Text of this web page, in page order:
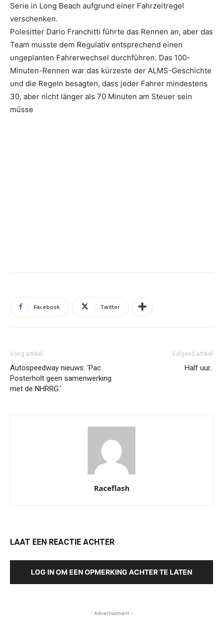
Serie in Long Beach aufgrund einer Fahrzeitregel
verschenken.
Polesitter Dario Franchitti führte das Rennen an, aber das
Team musste dem Regulativ entsprechend einen
ungeplanten Fahrerwechsel durchführen. Das 100-
Minuten-Rennen war das kürzeste der ALMS-Geschichte
und die Regeln besagten, dass jeder Fahrer mindestens
30, aber nicht länger als 70 Minuten am Steuer sein
müsse
Facebook Twitter
Vorig artikel
Autospeedway nieuws: ‘Pac
Posterholt geen samenwerking
met de NHRRG.‘
Volgend artikel
Half uur..
Raceflash
LAAT EEN REACTIE ACHTER
LOG IN OM EEN OPMERKING ACHTER TE LATEN
- Advertisement -